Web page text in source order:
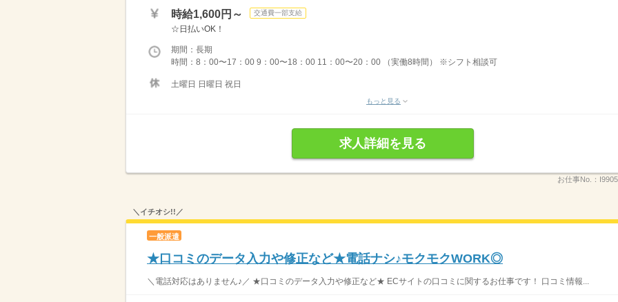
時給1,600円～ 交通費一部支給
☆日払いOK！
期間：長期
時間：8：00〜17：00 9：00〜18：00 11：00〜20：00 （実働8時間） ※シフト相談可
土曜日 日曜日 祝日
もっと見る
求人詳細を見る
お仕事No.：
＼イチオシ!!／
一般派遣
★口コミのデータ入力や修正など★電話ナシ♪モクモクWORK◎
＼電話対応はありません♪／ ★口コミのデータ入力や修正など★ ECサイトの口コミに関するお仕事です！ 口コミ情報...